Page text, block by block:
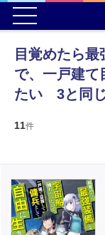
目覚めたら
で、一戸建て
たい 3と同
11件